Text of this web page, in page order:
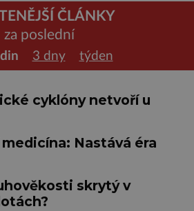
ČLÁNKY
za poslední
3 dny týden
cyklóny netvoří u
Nastává éra
skrytý v